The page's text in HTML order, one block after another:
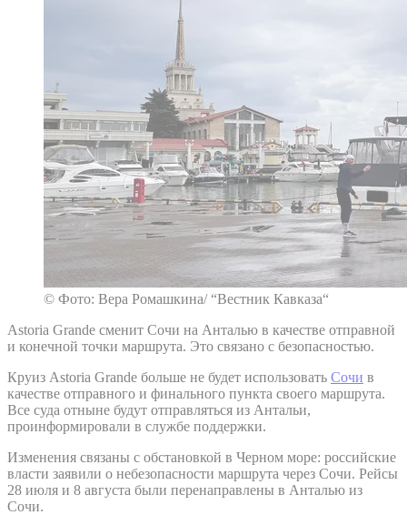
© Фото: Вера Ромашкина/ “Вестник Кавказа“
Astoria Grande сменит Сочи на Анталью в качестве отправной
и конечной точки маршрута. Это связано с безопасностью.
Круиз Astoria Grande больше не будет использовать Сочи в
качестве отправного и финального пункта своего маршрута.
Все суда отныне будут отправляться из Антальи,
проинформировали в службе поддержки.
Изменения связаны с обстановкой в Черном море: российские
власти заявили о небезопасности маршрута через Сочи. Рейсы
28 июля и 8 августа были перенаправлены в Анталью из
Сочи.